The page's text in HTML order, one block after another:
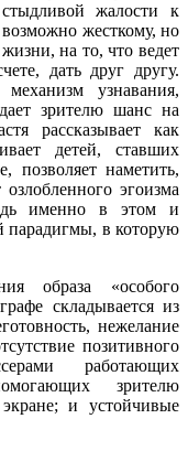
жалости к
жесткому, но
на то, что ведет
дать друг другу.
узнавания,
зрителю шанс на
рассказывает как
детей, ставших
позволяет наметить,
эгоизма
именно в этом и
парадигмы, в которую
образа «особого
складывается из
нежелание
позитивного
работающих
зрителю
и устойчивые